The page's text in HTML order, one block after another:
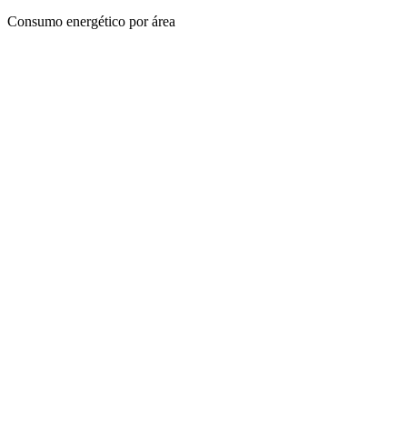
Consumo energético por área